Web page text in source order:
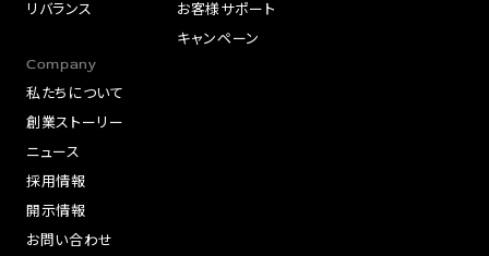
リバランス
お客様サポート
キャンペーン
Company
私たちについて
創業ストーリー
ニュース
採用情報
開示情報
お問い合わせ